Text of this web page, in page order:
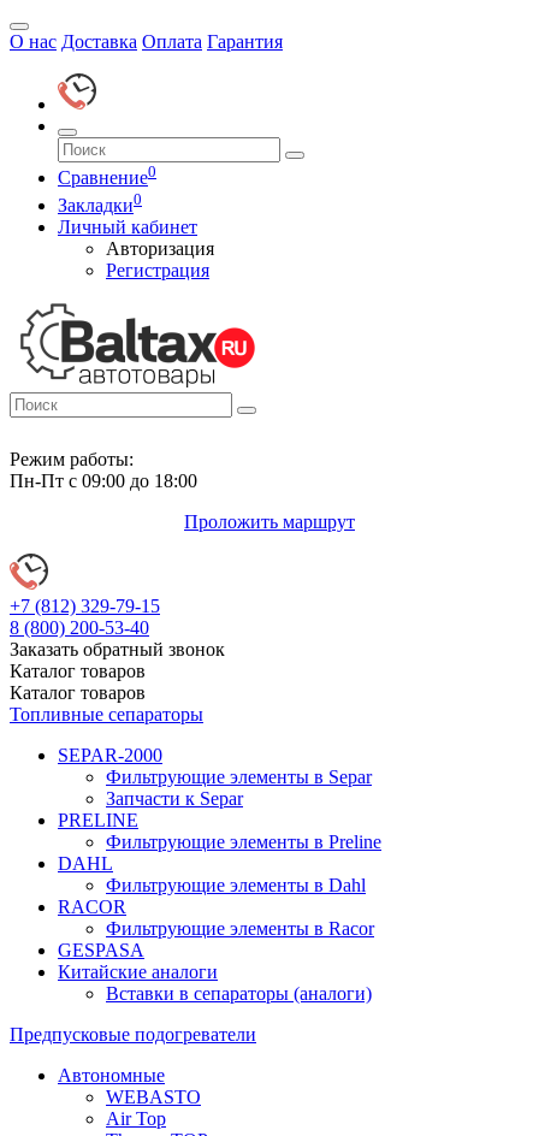
О нас Доставка Оплата Гарантия
Сравнение0
Закладки0
Личный кабинет
Авторизация
Регистрация
Режим работы:
Пн-Пт с 09:00 до 18:00
Проложить маршрут
+7 (812) 329-79-15
8 (800) 200-53-40
Заказать обратный звонок
Каталог товаров
Каталог товаров
Топливные сепараторы
SEPAR-2000
Фильтрующие элементы в Separ
Запчасти к Separ
PRELINE
Фильтрующие элементы в Preline
DAHL
Фильтрующие элементы в Dahl
RACOR
Фильтрующие элементы в Racor
GESPASA
Китайские аналоги
Вставки в сепараторы (аналоги)
Предпусковые подогреватели
Автономные
WEBASTO
Air Top